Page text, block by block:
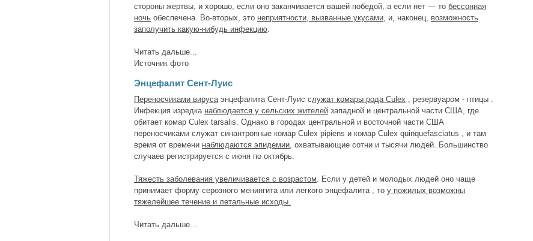
стороны жертвы, и хорошо, если оно заканчивается вашей победой, а если нет — то бессонная
ночь обеспечена. Во-вторых, это неприятности, вызванные укусами , и, наконец, возможность
заполучить какую-нибудь инфекцию
Читать дальше...
Источник фото
Энцефалит Сент-Луис
Переносчиками вируса энцефалита Сент-Луис служат комары рода Culex , резервуаром - птицы .
Инфекция изредка наблюдается у сельских жителей западной и центральной части США, где
обитает комар Culex tarsalis. Однако в городах центральной и восточной части США
переносчиками служат синантропные комар Culex pipiens и комар Culex quinquefasciatus , и там
время от времени наблюдаются эпидемии , охватывающие сотни и тысячи людей. Большинство
случаев регистрируется с июня по октябрь.
Тяжесть заболевания увеличивается с возрастом . Если у детей и молодых людей оно чаще
принимает форму серозного менингита или легкого энцефалита , то у пожилых возможны
тяжелейшее течение и летальные исходы.
Читать дальше...